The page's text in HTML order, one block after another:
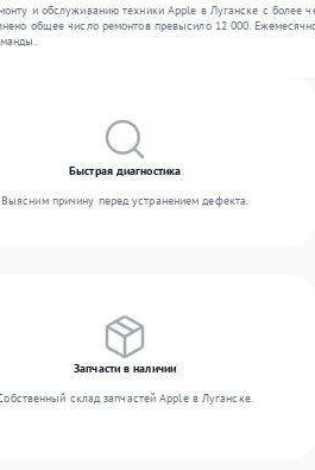
и обслуживанию техники Apple в Луганске с
общее число ремонтов превысило 12 000.
Быстрая диагностика
Выясним причину перед устранением дефекта.
Запчасти в наличии
склад запчастей Apple в Луганске.